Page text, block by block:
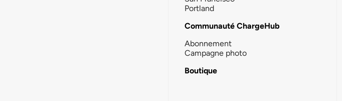
Portland
Communauté ChargeHub
Abonnement
Campagne photo
Boutique